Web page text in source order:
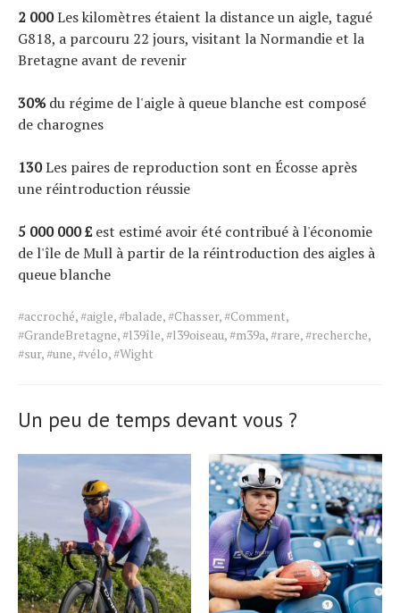
2 000Les kilomètres étaient la distance un aigle, tagué
G818, a parcouru 22 jours, visitant la Normandie et la
Bretagne avant de revenir
30%du régime de l'aigle à queue blanche est composé
de charognes
130Les paires de reproduction sont en Écosse après
une réintroduction réussie
5 000 000 £est estimé avoir été contribué à l'économie
de l'île de Mull à partir de la réintroduction des aigles à
queue blanche
Tags
for
the
#accroché,#aigle,#balade,#Chasser,#Comment,
#GrandeBretagne,#l39île,#l39oiseau,#m39a,#rare,#recherche,
#sur,#une,#vélo,#Wight
Un peu de temps devant vous ?